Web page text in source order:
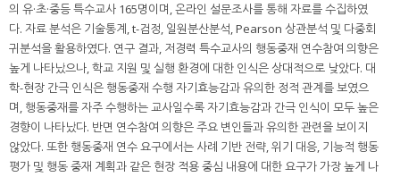
의 유·초·중등 특수교사 165명이며, 온라인 설문조사를 통해 자료를 수집하였
다. 자료 분석은 기술통계, t-검정, 일원분산분석, Pearson 상관분석 및 다중회
귀분석을 활용하였다. 연구 결과, 저경력 특수교사의 행동중재 연수참여 의향은
높게 나타났으나, 학교 지원 및 실행 환경에 대한 인식은 상대적으로 낮았다. 대
학-현장 간극 인식은 행동중재 수행 자기효능감과 유의한 정적 관계를 보였으
며, 행동중재를 자주 수행하는 교사일수록 자기효능감과 간극 인식이 모두 높은
경향이 나타났다. 반면 연수참여 의향은 주요 변인들과 유의한 관련을 보이지
않았다. 또한 행동중재 연수 요구에서는 사례 기반 전략, 위기 대응, 기능적 행동
평가 및 행동 중재 계획과 같은 현장 적용 중심 내용에 대한 요구가 가장 높게 나